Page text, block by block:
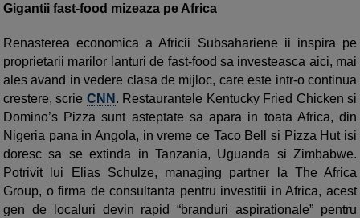
Gigantii fast-food mizeaza pe Africa
Renasterea economica a Africii Subsahariene ii inspira pe
proprietarii marilor lanturi de fast-food sa investeasca aici, mai
ales avand in vedere clasa de mijloc, care este intr-o continua
crestere, scrie CNN . Restaurantele Kentucky Fried Chicken si
Domino’s Pizza sunt asteptate sa apara in toata Africa, din
Nigeria pana in Angola, in vreme ce Taco Bell si Pizza Hut isi
doresc sa se extinda in Tanzania, Uguanda si Zimbabwe.
Potrivit lui Elias Schulze, managing partner la The Africa
Group, o firma de consultanta pentru investitii in Africa, acest
gen de localuri devin rapid “branduri aspirationale” pentru